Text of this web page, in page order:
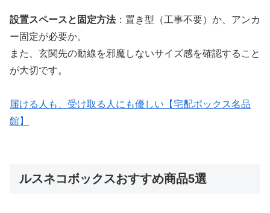
設置スペースと固定方法：置き型（工事不要）か、アンカ
ー固定が必要か。
また、玄関先の動線を邪魔しないサイズ感を確認すること
が大切です。
届ける人も、受け取る人にも優しい【宅配ボックス名品
館】
ルスネコボックスおすすめ商品5選